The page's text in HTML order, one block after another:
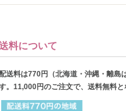
料について
配送料は770円（北海道・沖縄・離島
。11,000円のご注文で、送料無料と